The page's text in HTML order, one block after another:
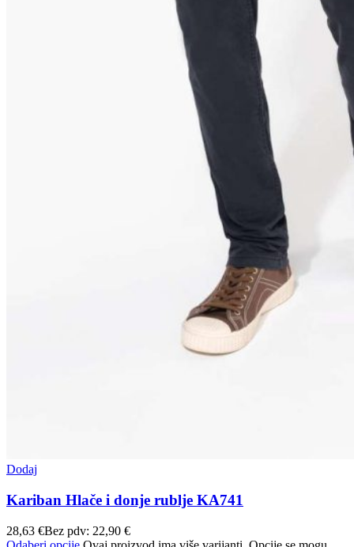
Dodaj
Kariban Hlače i donje rublje KA741
28,63 €Bez pdv: 22,90 €